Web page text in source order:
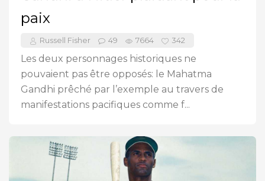
paix
Russell Fisher 49 7664 342
Les deux personnages historiques ne
pouvaient pas être opposés: le Mahatma
Gandhi prêché par l’exemple au travers de
manifestations pacifiques comme f...